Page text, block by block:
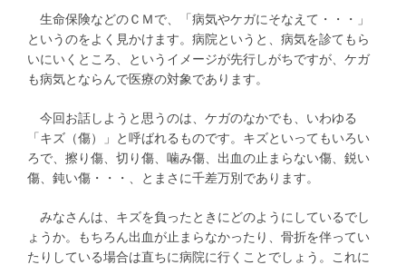
生命保険などのＣＭで、「病気やケガにそなえて・・・」
というのをよく見かけます。病院というと、病気を診てもら
いにいくところ、というイメージが先行しがちですが、ケガ
も病気とならんで医療の対象であります。
今回お話しようと思うのは、ケガのなかでも、いわゆる
「キズ（傷）」と呼ばれるものです。キズといってもいろい
ろで、擦り傷、切り傷、噛み傷、出血の止まらない傷、鋭い
傷、鈍い傷・・・、とまさに千差万別であります。
みなさんは、キズを負ったときにどのようにしているでし
ょうか。もちろん出血が止まらなかったり、骨折を伴ってい
たりしている場合は直ちに病院に行くことでしょう。これに